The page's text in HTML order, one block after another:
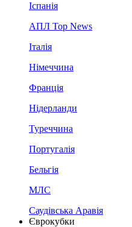
Іспанія
АПЛ Top News
Італія
Німеччина
Франція
Нідерланди
Туреччина
Португалія
Бельгія
МЛС
Саудівська Аравія
Єврокубки